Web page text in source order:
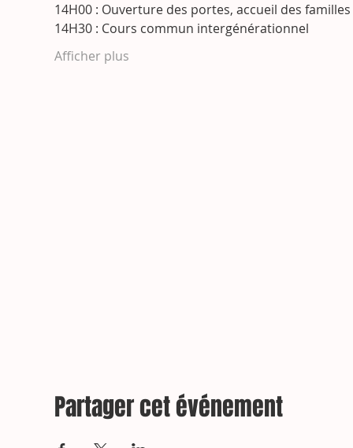
14H00 : Ouverture des portes, accueil des
14H30 : Cours commun intergénérationnel
Afficher plus
Partager cet événement